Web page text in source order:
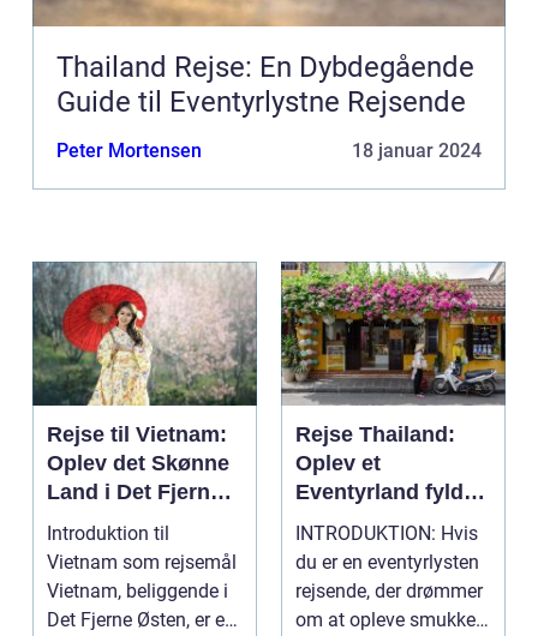
Thailand Rejse: En Dybdegående
Guide til Eventyrlystne Rejsende
Peter Mortensen 18 januar 2024
Rejse til Vietnam:
Oplev det Skønne
Land i Det Fjerne
Østen
Introduktion til
Vietnam som rejsemål
Vietnam, beliggende i
Det Fjerne Østen, er et
Rejse Thailand:
Oplev et
Eventyrland fyldt
med Historie og
Skønhed
INTRODUKTION: Hvis
du er en eventyrlysten
rejsende, der drømmer
om at opleve smukke